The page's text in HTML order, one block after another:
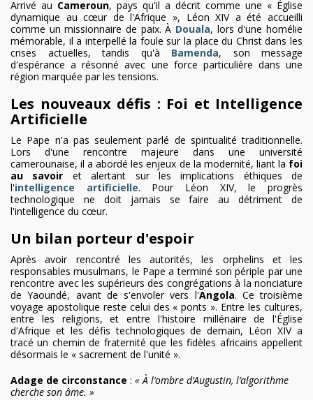
Arrivé au Cameroun, pays qu'il a décrit comme une « Église
dynamique au cœur de l'Afrique », Léon XIV a été accueilli
comme un missionnaire de paix. À Douala, lors d'une homélie
mémorable, il a interpellé la foule sur la place du Christ dans les
crises actuelles, tandis qu'à Bamenda, son message
d'espérance a résonné avec une force particulière dans une
région marquée par les tensions.
Les nouveaux défis : Foi et Intelligence
Artificielle
Le Pape n'a pas seulement parlé de spiritualité traditionnelle.
Lors d'une rencontre majeure dans une université
camerounaise, il a abordé les enjeux de la modernité, liant la foi
au savoir et alertant sur les implications éthiques de
l'intelligence artificielle. Pour Léon XIV, le progrès
technologique ne doit jamais se faire au détriment de
l'intelligence du cœur.
Un bilan porteur d'espoir
Après avoir rencontré les autorités, les orphelins et les
responsables musulmans, le Pape a terminé son périple par une
rencontre avec les supérieurs des congrégations à la nonciature
de Yaoundé, avant de s'envoler vers l'Angola. Ce troisième
voyage apostolique reste celui des « ponts ». Entre les cultures,
entre les religions, et entre l'histoire millénaire de l'Église
d'Afrique et les défis technologiques de demain, Léon XIV a
tracé un chemin de fraternité que les fidèles africains appellent
désormais le « sacrement de l'unité ».
Adage de circonstance : « À l’ombre d’Augustin, l’algorithme
cherche son âme. »